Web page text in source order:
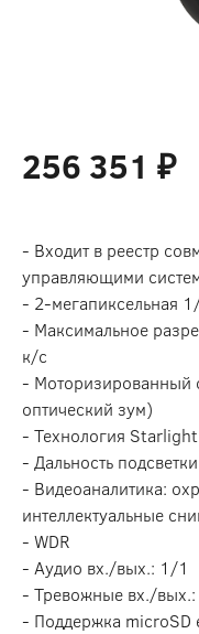
256 351 ₽
- Входит в реестр
управляющими
- 2-мегапиксельная
- Максимальное
к/с
- Моторизированный
оптический зум)
- Технология Starlight
- Дальность
- Видеоаналитика:
интеллектуальные
- WDR
- Аудио вх./вых.: 1/1
- Тревожные вх./
- Поддержка microSD